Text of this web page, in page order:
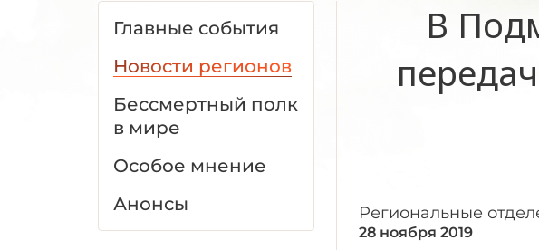
Главные события
Новости регионов
Бессмертный полк
в мире
Особое мнение
Анонсы
В
Региональные
28 ноября 2019